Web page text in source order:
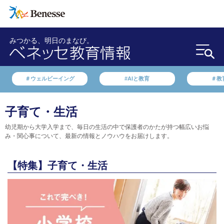
みつかる、明日のまなび。
＃ウェルビーイング #AIと教育 ＃教
子育て・生活
幼児期から大学入学まで、毎日の生活の中で保護者のかたが持つ幅広いお悩
み・関心事について、最新の情報とノウハウをお届けします。
【特集】子育て・生活